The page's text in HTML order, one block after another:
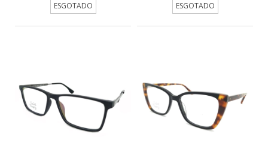
ESGOTADO
ESGOTADO